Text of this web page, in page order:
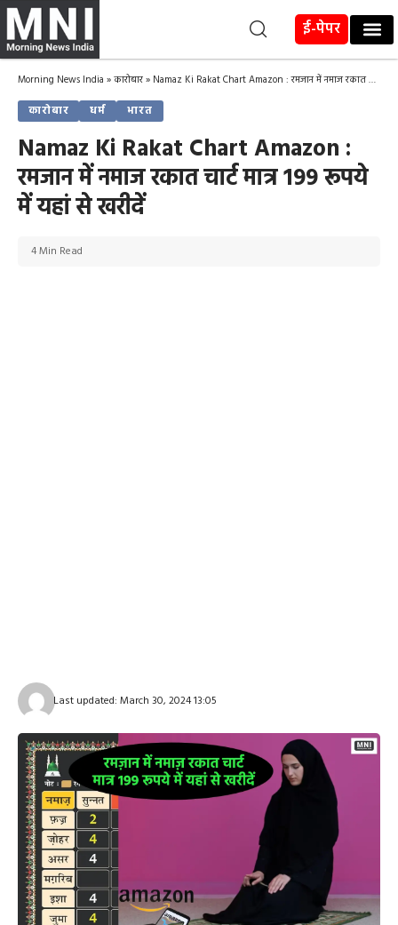
ई-पेपर
Morning News India »कारोबार» Namaz Ki Rakat Chart Amazon : रमजान में नमाज रकात चार्ट मात्र 199 रूपये में यहां से खरीदें
कारोबार धर्म भारत
Namaz Ki Rakat Chart Amazon :
रमजान में नमाज रकात चार्ट मात्र 199 रूपये
में यहां से खरीदें
Last updated: March 30, 2024 13:05
4 Min Read